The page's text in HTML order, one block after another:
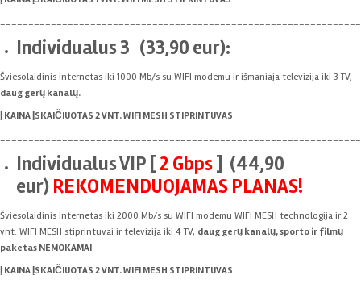
Individualus 3 (33,90 eur):
Šviesolaidinis internetas iki 1000 Mb/s su WIFI modemu ir išmaniaja televizija iki 3 TV,
daug gerų kanalų.
Į KAINA ĮSKAIČIUOTAS 2 VNT. WIFI MESH STIPRINTUVAS
Individualus VIP [2 Gbps] (44,90
eur) REKOMENDUOJAMAS PLANAS!
Šviesolaidinis internetas iki 2000 Mb/s su WIFI modemu WIFI MESH technologija ir 2
vnt. WIFI MESH stiprintuvai ir televizija iki 4 TV, daug gerų kanalų, sporto ir filmų
paketas NEMOKAMAI
Į KAINA ĮSKAIČIUOTAS 2 VNT. WIFI MESH STIPRINTUVAS